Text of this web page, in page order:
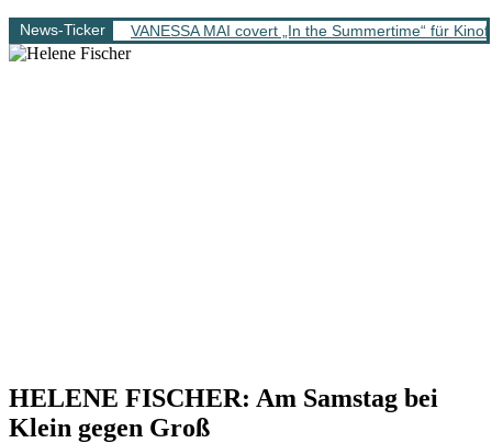
News-Ticker VANESSA MAI covert „In the Summertime“ für
HELENE FISCHER: Am Samstag bei
Klein gegen Groß